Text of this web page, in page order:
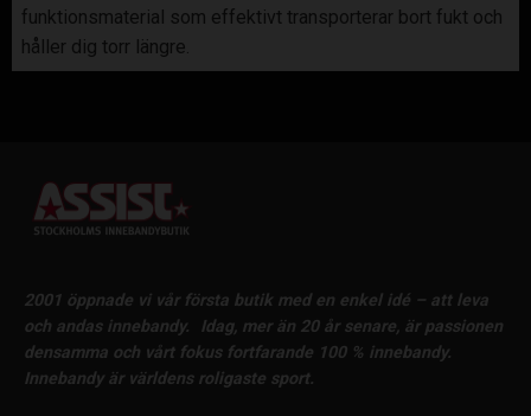
funktionsmaterial som effektivt transporterar bort fukt och
håller dig torr längre.
2001 öppnade vi vår första butik med en enkel idé – att leva
och andas innebandy.
Idag, mer än 20 år senare, är passionen
densamma och vårt fokus fortfarande 100 % innebandy.
Innebandy är världens roligaste sport.